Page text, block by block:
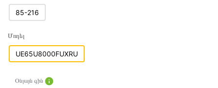
85-216
Մոդել
UE65U8000FUXRU
Օնլայն գին